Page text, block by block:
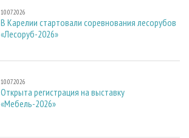
10.07.2026
В Карелии стартовали соревнования лесорубов
«Лесоруб-2026»
10.07.2026
Открыта регистрация на выставку
«Мебель-2026»